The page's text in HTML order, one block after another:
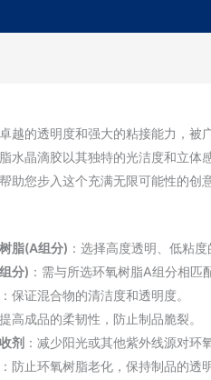
越的透明度和强大的粘接能力，
水晶滴胶以其独特的光洁度和立
助您步入这个充满无限可能性的创意
脂(A组分) ：选择高度透明、低粘度
分) ：需与所选环氧树脂A组分相匹
：保证混合物的清洁度和透明度。
提高成品的柔韧性，防止制品脆裂。
剂 ：减少阳光或其他紫外线源对环
：防止环氧树脂老化，保持制品的透